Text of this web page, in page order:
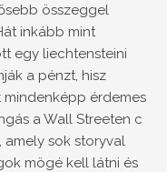
összeggel
inkább mint
egy liechtensteini
a pénzt, hisz
érdemes
a Wall Streeten c
amely sok storyval
mögé kell látni és